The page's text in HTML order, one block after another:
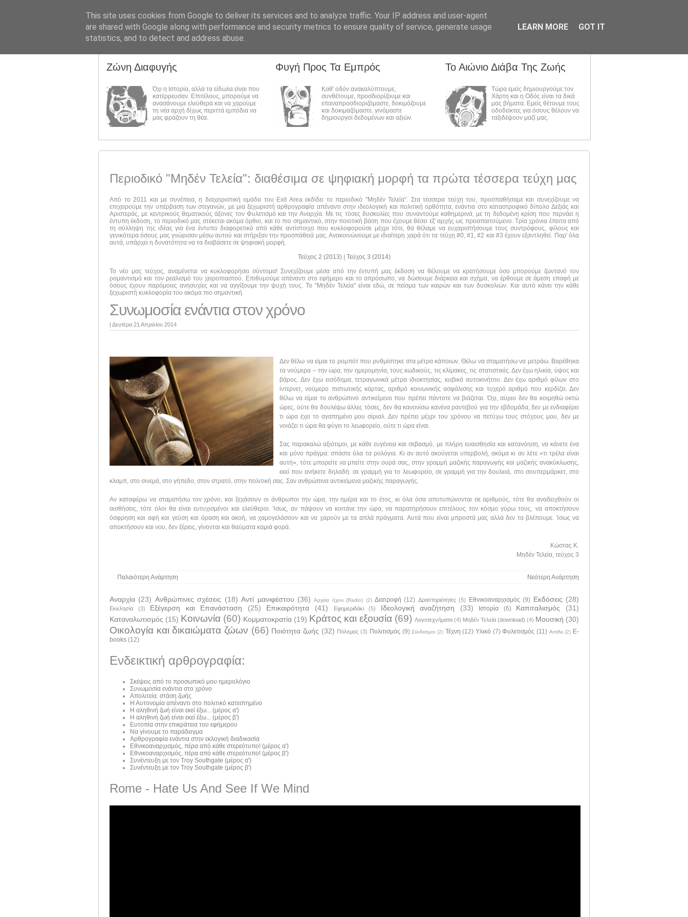
Ζώνη Διαφυγής
Όχι η Ιστορία, αλλά τα είδωλα είναι που
κατέρρευσαν. Επιτέλους, μπορούμε να
ανασάνουμε ελεύθερα και να χαρούμε
τη νέα αρχή δίχως περιττά εμπόδια να
μας φράζουν τη θέα.
Φυγή Προς Τα Εμπρός
Καθ' οδόν ανακαλύπτουμε,
συνθέτουμε, προσδιορίζουμε και
επαναπροσδιοριζόμαστε, δοκιμάζουμε
και δοκιμαζόμαστε. γινόμαστε
δημιουργοί δεδομένων και αξιών.
Το Αιώνιο Διάβα Της Ζωής
Τώρα εμείς δημιουργούμε τον
Χάρτη και η Οδός είναι τα δικά
μας βήματα. Εμείς θέτουμε τους
οδοδείκτες για όσους θέλουν να
ταξιδέψουν μαζί μας.
Περιοδικό "Μηδέν Τελεία": διαθέσιμα σε ψηφιακή μορφή τα πρώτα τέσσερα τεύχη μας
Από το 2011 και με συνέπεια, η διαχειριστική ομάδα του Exit Area εκδίδει το περιοδικό "Μηδέν Τελεία". Στα τέσσερα τεύχη του, προσπαθήσαμε και συνεχίζουμε να
επιχειρούμε την υπέρβαση των στεγανών, με μια ξεχωριστή αρθρογραφία απέναντι στην ιδεολογική και πολιτική ορθότητα, ενάντια στο καταστροφικό δίπολο Δεξιάς και
Αριστεράς, με κεντρικούς θεματικούς άξονες τον Φυλετισμό και την Αναρχία. Με τις τόσες δυσκολίες που συναντούμε καθημερινά, με τη δεδομένη κρίση που περνάει η
έντυπη έκδοση, το περιοδικό μας στέκεται ακόμα όρθιο, και το πιο σημαντικό, στην ποιοτική βάση που έχουμε θέσει εξ' αρχής ως προαπαιτούμενο. Τρία χρόνια έπειτα από
τη σύλληψη της ιδέας για ένα έντυπο διαφορετικό από κάθε αντίστοιχο που κυκλοφορούσε μέχρι τότε, θα θέλαμε να ευχαριστήσουμε τους συντρόφους, φίλους και
γενικότερα όσους μας γνώρισαν μέσω αυτού και στήριξαν την προσπάθειά μας. Ανακοινώνουμε με ιδιαίτερη χαρά ότι τα τεύχη #0, #1, #2 και #3 έχουν εξαντληθεί. Παρ' όλα
αυτά, υπάρχει η δυνατότητα να τα διαβάσετε σε ψηφιακή μορφή.
Τεύχος 2 (2013) | Τεύχος 3 (2014)
Το νέο μας τεύχος, αναμένεται να κυκλοφορήσει σύντομα! Συνεχίζουμε μέσα από την έντυπή μας έκδοση να θέλουμε να κρατήσουμε όσο μπορούμε ζωντανό τον
ρομαντισμό και τον ρεαλισμό του χειροπιαστού. Επιθυμούμε απέναντι στο εφήμερο και το απρόσωπο, να δώσουμε διάρκεια και σχήμα, να έρθουμε σε άμεση επαφή με
όσους έχουν παρόμοιες ανησυχίες και να αγγίξουμε την ψυχή τους. Το "Μηδέν Τελεία" είναι εδώ, σε πείσμα των καιρών και των δυσκολιών. Και αυτό κάνει την κάθε
ξεχωριστή κυκλοφορία του ακόμα πιο σημαντική.
Συνωμοσία ενάντια στον χρόνο
| Δευτέρα 21 Απριλίου 2014
Δεν θέλω να είμαι το ρομπότ που ρυθμίστηκε στα μέτρα κάποιων. Θέλω να σταματήσω να μετράω. Βαρέθηκα
τα νούμερα – την ώρα, την ημερομηνία, τους κωδικούς, τις κλίμακες, τις στατιστικές. Δεν έχω ηλικία, ύψος και
βάρος. Δεν έχω εισόδημα, τετραγωνικά μέτρα ιδιοκτησίας, κυβικά αυτοκινήτου. Δεν έχω αριθμό φίλων στο
ίντερνετ, νούμερο πιστωτικής κάρτας, αριθμό κοινωνικής ασφάλισης και τυχερό αριθμό που κερδίζει. Δεν
θέλω να είμαι το ανθρώπινο αντικείμενο που πρέπει πάντοτε να βιάζεται. Όχι, αύριο δεν θα κοιμηθώ οκτώ
ώρες, ούτε θα δουλέψω άλλες τόσες, δεν θα κανονίσω κανένα ραντεβού για την εβδομάδα, δεν με ενδιαφέρει
τι ώρα έχει το αγαπημένο μου σίριαλ. Δεν πρέπει μέχρι του χρόνου να πετύχω τους στόχους μου, δεν με
νοιάζει τι ώρα θα φύγει το λεωφορείο, ούτε τι ώρα είναι.
Σας παρακαλώ αξιότιμοι, με κάθε ευγένεια και σεβασμό, με πλήρη ευαισθησία και κατανόηση, να κάνετε ένα
και μόνο πράγμα: σπάστε όλα τα ρολόγια. Κι αν αυτό ακούγεται υπερβολή, ακόμα κι αν λέτε «τι τρέλα είναι
αυτή», τότε μπορείτε να μπείτε στην ουρά σας, στην γραμμή μαζικής παραγωγής και μαζικής ανακύκλωσης,
εκεί που ανήκετε δηλαδή: σε γραμμή για το λεωφορείο, σε γραμμή για την δουλειά, στο σουπερμάρκετ, στο
κλαμπ, στο σινεμά, στο γήπεδο, στον στρατό, στην πολιτική σας. Σαν ανθρώπινα αντικείμενα μαζικής παραγωγής.
Αν καταφέρω να σταματήσω τον χρόνο, και ξεχάσουν οι άνθρωποι την ώρα, την ημέρα και το έτος, κι όλα όσα αποτυπώνονται σε αριθμούς, τότε θα αναδειχθούν οι
αισθήσεις, τότε όλοι θα είναι ευτυχισμένοι και ελεύθεροι. Ίσως, αν πάψουν να κοιτάνε την ώρα, να παρατηρήσουν επιτέλους τον κόσμο γύρω τους, να αποκτήσουν
όσφρηση και αφή και γεύση και όραση και ακοή, να χαμογελάσουν και να χαρούν με τα απλά πράγματα. Αυτά που είναι μπροστά μας αλλά δεν τα βλέπουμε. Ίσως να
αποκτήσουν και νου, δεν ξέρεις, γίνονται και θαύματα καμιά φορά.
Κώστας Κ.
Μηδέν Τελεία, τεύχος 3
Νεότερη Ανάρτηση
Παλαιότερη Ανάρτηση
Αναρχία (23) Ανθρώπινες σχέσεις (18) Αντί μανιφέστου (36) Αρχεία ήχου (Radio) (2) Διατροφή (12) Δραστηριότητες (5) Εθνικοαναρχισμός (9) Εκδόσεις (28)
Εκκλησία (3) Εξέγερση και Επανάσταση (25) Επικαιρότητα (41) Εφημεριδάκι (5) Ιδεολογική αναζήτηση (33) Ιστορία (6) Καπιταλισμός
(31)
Καταναλωτισμός (15) Κοινωνία (60) Κομματοκρατία (19) Κράτος και εξουσία (69) Λογοτεχνήματα (4) Μηδέν Τελεία (download) (4) Μουσική (30)
Οικολογία και δικαιώματα ζώων (66) Ποιότητα ζωής (32) Πόλεμος (3) Πολιτισμός (9) Σύνδεσμοι (2) Τέχνη (12) Υλικό (7) Φυλετισμός (11) Antifa (2) E-
books (12)
Ενδεικτική αρθρογραφία:
Σκέψεις από το προσωπικό μου ημερολόγιο
Συνωμοσία ενάντια στο χρόνο
Απολιτεία. στάση ζωής
Η Αυτονομία απέναντι στο πολιτικό κατεστημένο
Η αληθινή ζωή είναι εκεί έξω... (μέρος α')
Η αληθινή ζωή είναι εκεί έξω... (μέρος β')
Ευτοπία στην επικράτεια του εφήμερου
Να γίνουμε το παράδειγμα
Αρθρογραφία ενάντια στην εκλογική διαδικασία
Εθνικοαναρχισμός, πέρα από κάθε στερεότυπο! (μέρος α')
Εθνικοαναρχισμός, πέρα από κάθε στερεότυπο! (μέρος β')
Συνέντευξη με τον Troy Southgate (μέρος α')
Συνέντευξη με τον Troy Southgate (μέρος β')
Rome - Hate Us And See If We Mind
This site uses cookies from Google to deliver its services and to analyze traffic. Your IP address and user-agent
are shared with Google along with performance and security metrics to ensure quality of service, generate usage
statistics, and to detect and address abuse.
LEARN MORE GOT IT